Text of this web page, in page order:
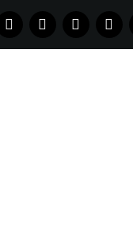
FACEBOOKINSTAGRAM
YOUTUBE